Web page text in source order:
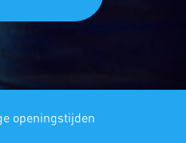
openingstijden